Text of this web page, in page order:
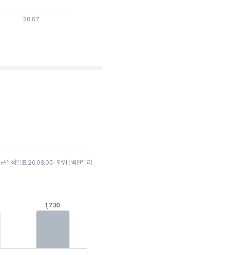
26.07
실적발표 26.08.05 · 단위 : 백만달러
1,730
1,730